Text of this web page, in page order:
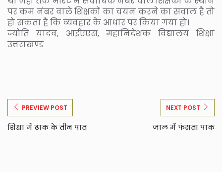
पर कम नंबर वाले शिक्षकों का चयन करने का सवाल है तो
हो सकता है कि व्यवहार के आधार पर किया गया हो।
ज्योति यादव, आईएएस, महानिदेशक विद्यालय शिक्षा
उत्तराखण्ड
PREVIEW POST
शिक्षा में ढाक के तीन पात
NEXT POST
जाल में फंसता पाक